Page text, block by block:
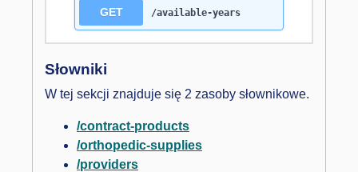
GET /available-years
Słowniki
W tej sekcji znajduje się 2 zasoby słownikowe.
/contract-products
/orthopedic-supplies
/providers